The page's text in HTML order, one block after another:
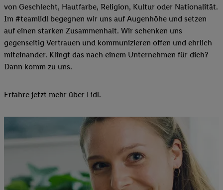
von Geschlecht, Hautfarbe, Religion, Kultur oder Nationalität.
Im #teamlidl begegnen wir uns auf Augenhöhe und setzen
auf einen starken Zusammenhalt. Wir schenken uns
gegenseitig Vertrauen und kommunizieren offen und ehrlich
miteinander. Klingt das nach einem Unternehmen für dich?
Dann komm zu uns.​
Erfahre jetzt mehr über Lidl.